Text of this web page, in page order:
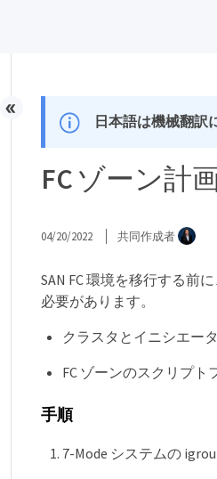
日本語は機械翻訳
FC ゾーン計
04/20/2022 共同作成者
SAN FC 環境を移行する前
必要があります。
クラスタとイニシエー
FC ゾーンのスクリプト
手順
7-Mode システムの